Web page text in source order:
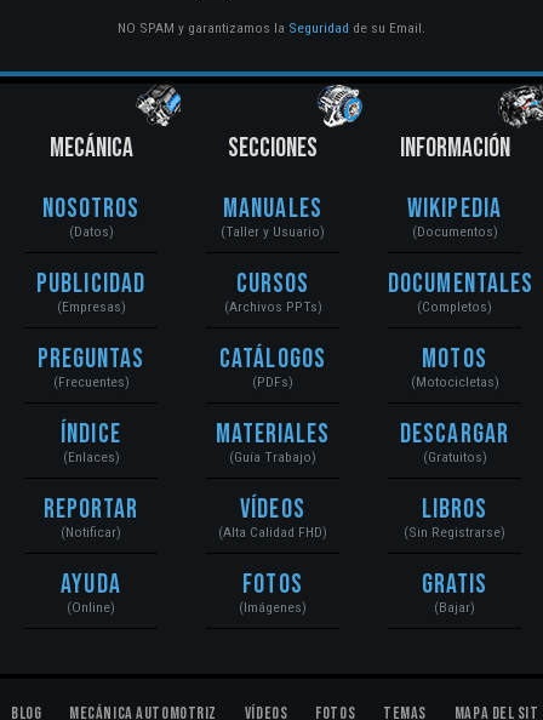
NO SPAM y garantizamos la Seguridad de su Email.
MECÁNICA
Nosotros
(Datos)
Publicidad
(Empresas)
Preguntas
(Frecuentes)
Índice
(Enlaces)
Reportar
(Notificar)
Ayuda
(Online)
SECCIONES
Manuales
(Taller y Usuario)
Cursos
(Archivos PPTs)
Catálogos
(PDFs)
Materiales
(Guía Trabajo)
Vídeos
(Alta Calidad FHD)
Fotos
(Imágenes)
INFORMACIÓN
Wikipedia
(Documentos)
Documentales
(Completos)
Motos
(Motocicletas)
Descargar
(Gratuitos)
Libros
(Sin Registrarse)
Gratis
(Bajar)
Blog Mecánica Automotriz Vídeos Fotos Temas Mapa del